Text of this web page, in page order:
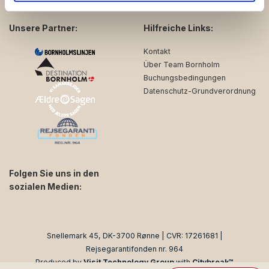
Unsere Partner:
Folgen Sie uns in den
sozialen Medien:
Hilfreiche Links:
Kontakt
Über Team Bornholm
Buchungsbedingungen
Datenschutz-Grundverordnung
Snellemark 45, DK-3700 Rønne | CVR: 17261681 |
Rejsegarantifonden nr. 964
Produced by Visit Technology Group with Citybreak™